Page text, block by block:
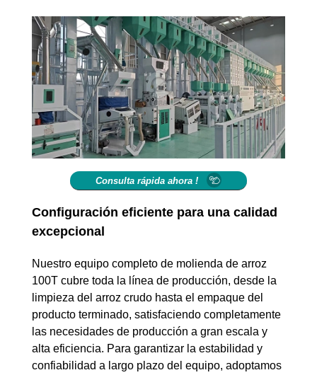
Consulta rápida ahora !
Configuración eficiente para una calidad
excepcional
Nuestro equipo completo de molienda de arroz
100T cubre toda la línea de producción, desde la
limpieza del arroz crudo hasta el empaque del
producto terminado, satisfaciendo completamente
las necesidades de producción a gran escala y
alta eficiencia. Para garantizar la estabilidad y
confiabilidad a largo plazo del equipo, adoptamos